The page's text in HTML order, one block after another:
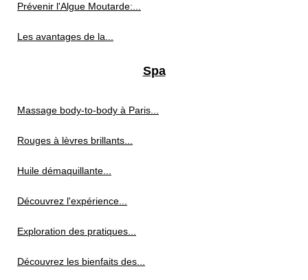
Prévenir l'Algue Moutarde:...
Les avantages de la...
Spa
Massage body-to-body à Paris...
Rouges à lèvres brillants...
Huile démaquillante...
Découvrez l'expérience...
Exploration des pratiques...
Découvrez les bienfaits des...